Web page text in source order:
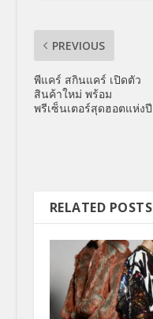
PREVIOUS
พีแคร์ สกินแคร์ เปิดตัว
สินค้าใหม่ พร้อม
พรีเซ็นเตอร์สุดฮอตแห่งปี
RELATED POSTS